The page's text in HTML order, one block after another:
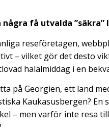
få utvalda
reseföretagen,
– vilket gör det desto
halalmiddag i en
på Georgien, ett land
Kaukasusbergen? En
– men varför inte resa